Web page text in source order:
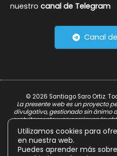
nuestro canal de Telegram
Canal
© 2026 Santiago Saro Ortiz.
La presente web es un proyecto
divulgativo, gestionado sin ánimo
gratuitamente y no persiguen la
Política de
Utilizamos cookies para
en nuestra web.
Puedes aprender más